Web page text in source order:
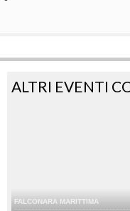
ALTRI EVENTI
FALCONARA MARITTIMA